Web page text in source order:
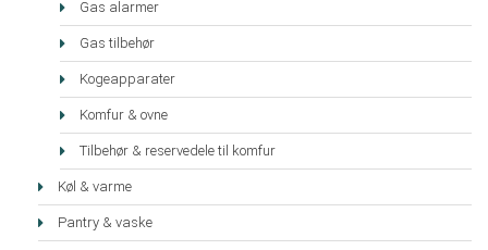
Gas alarmer
Gas tilbehør
Kogeapparater
Komfur & ovne
Tilbehør & reservedele til komfur
Køl & varme
Pantry & vaske